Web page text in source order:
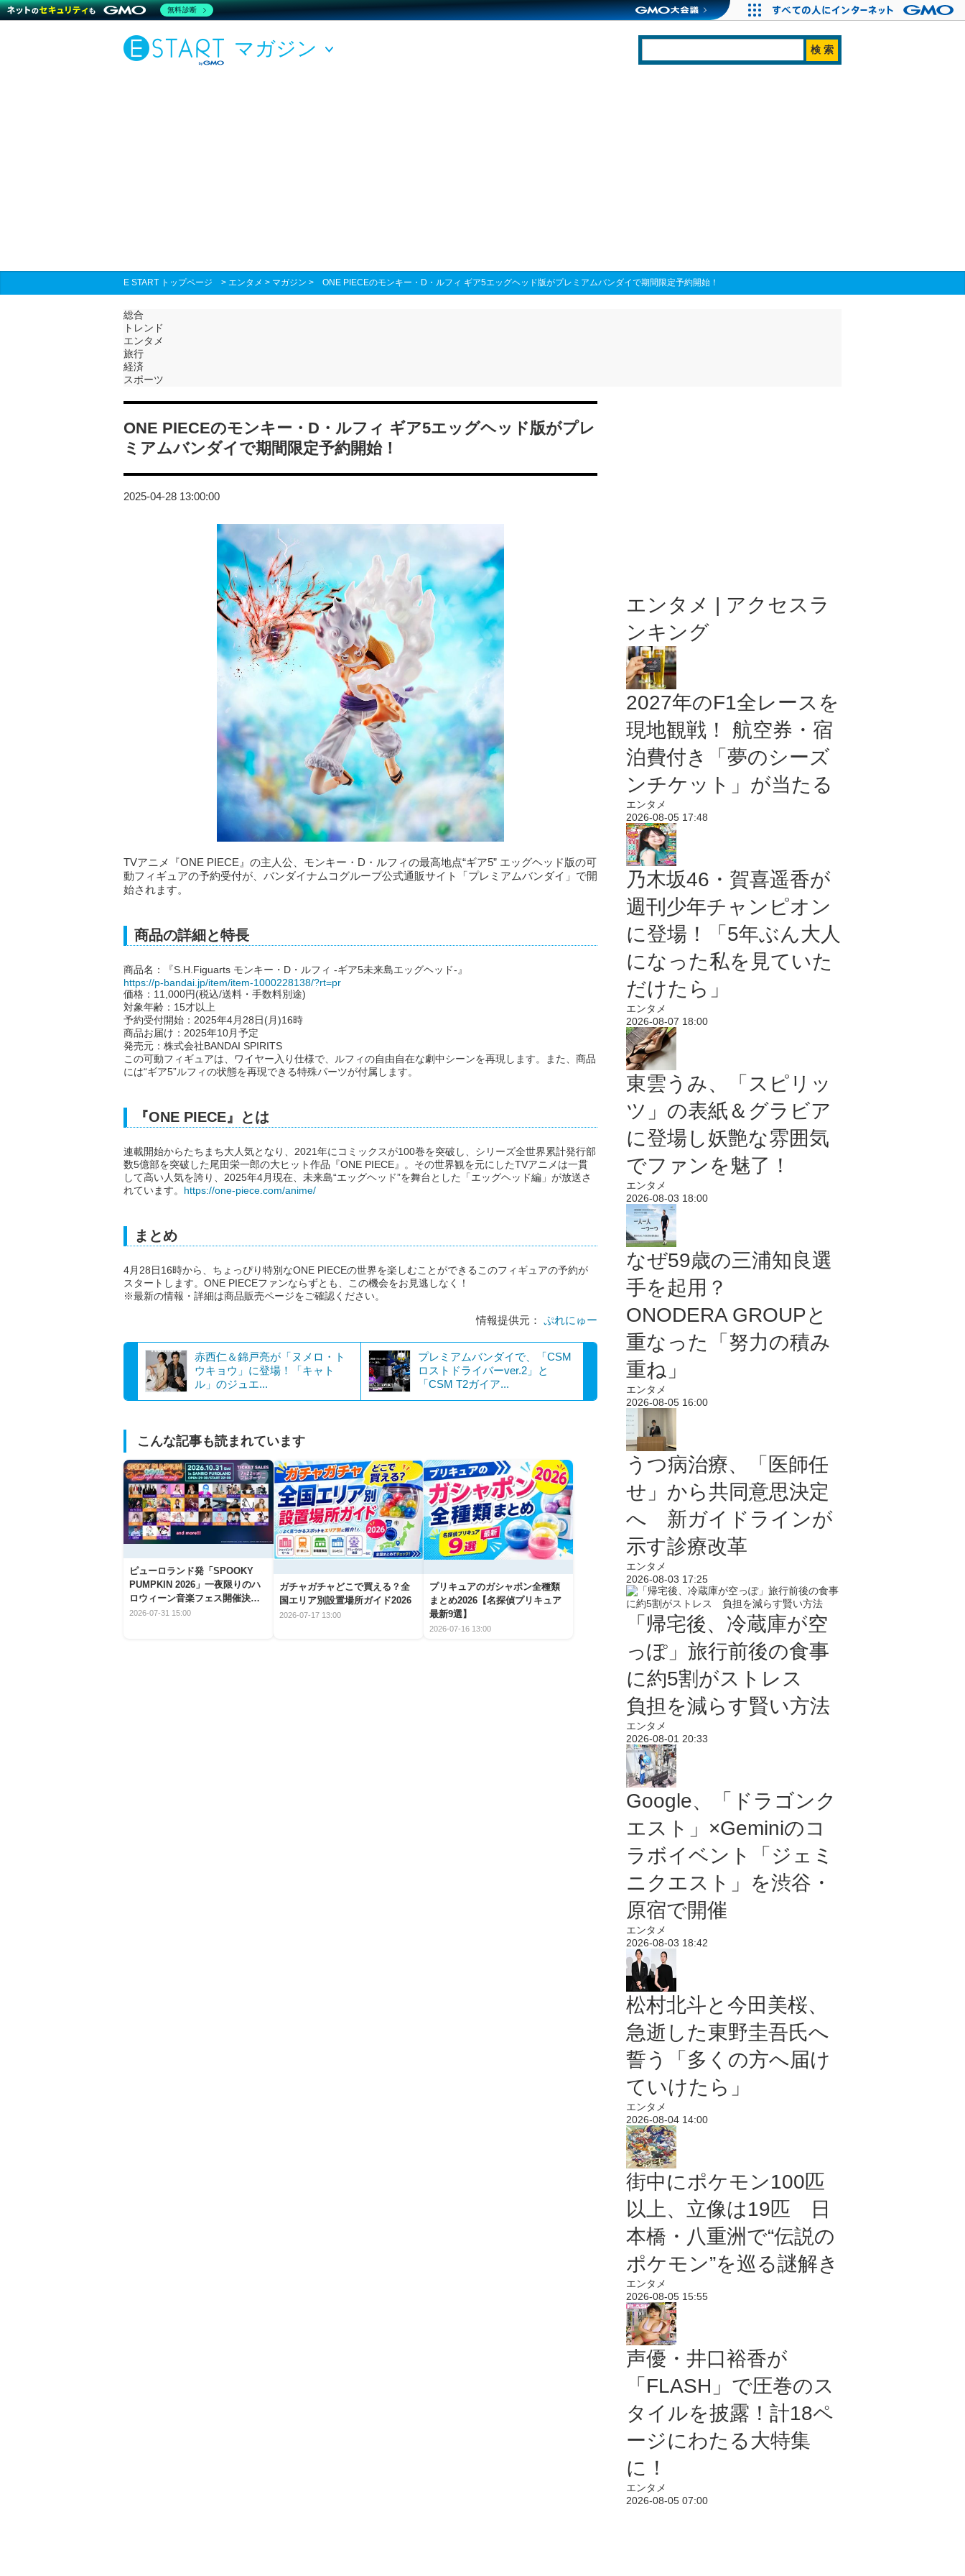
マガジン
E START トップページ > エンタメ > マガジン > ONE PIECEのモンキー・D・ルフィ ギア5エッグヘッド版がプレミアムバンダイで期間限定予約開始！
総合
トレンド
エンタメ
旅行
経済
スポーツ
ONE PIECEのモンキー・D・ルフィ ギア5エッグヘッド版がプレ
ミアムバンダイで期間限定予約開始！
2025-04-28 13:00:00
TVアニメ『ONE PIECE』の主人公、モンキー・D・ルフィの最高地点“ギア5” エッグヘッド版の可
動フィギュアの予約受付が、バンダイナムコグループ公式通販サイト「プレミアムバンダイ」で開
始されます。
商品の詳細と特長
商品名：『S.H.Figuarts モンキー・D・ルフィ -ギア5未来島エッグヘッド-』
https://p-bandai.jp/item/item-1000228138/?rt=pr
価格：11,000円(税込/送料・手数料別途)
対象年齢：15才以上
予約受付開始：2025年4月28日(月)16時
商品お届け：2025年10月予定
発売元：株式会社BANDAI SPIRITS
この可動フィギュアは、ワイヤー入り仕様で、ルフィの自由自在な劇中シーンを再現します。また、商品
には“ギア5”ルフィの状態を再現できる特殊パーツが付属します。
『ONE PIECE』とは
連載開始からたちまち大人気となり、2021年にコミックスが100巻を突破し、シリーズ全世界累計発行部
数5億部を突破した尾田栄一郎の大ヒット作品『ONE PIECE』。その世界観を元にしたTVアニメは一貫
して高い人気を誇り、2025年4月現在、未来島“エッグヘッド”を舞台とした「エッグヘッド編」が放送さ
れています。 https://one-piece.com/anime/
まとめ
4月28日16時から、ちょっぴり特別なONE PIECEの世界を楽しむことができるこのフィギュアの予約が
スタートします。ONE PIECEファンならずとも、この機会をお見逃しなく！
※最新の情報・詳細は商品販売ページをご確認ください。
情報提供元： ぷれにゅー
赤西仁＆錦戸亮が「ヌメロ・ト
ウキョウ」に登場！「キャト
ル」のジュエ...
プレミアムバンダイで、「CSM
ロストドライバーver.2」と
「CSM T2ガイア...
こんな記事も読まれています
ピューロランド発「SPOOKY
PUMPKIN 2026」一夜限りのハ
ロウィーン音楽フェス開催決
定！
2026-07-31 15:00
ガチャガチャどこで買える？全
国エリア別設置場所ガイド2026
2026-07-17 13:00
プリキュアのガシャポン全種類
まとめ2026【名探偵プリキュア
最新9選】
2026-07-16 13:00
エンタメ | アクセスラ
ンキング
2027年のF1全レースを
現地観戦！ 航空券・宿
泊費付き「夢のシーズ
ンチケット」が当たる
エンタメ
2026-08-05 17:48
乃木坂46・賀喜遥香が
週刊少年チャンピオン
に登場！「5年ぶん大人
になった私を見ていた
だけたら」
エンタメ
2026-08-07 18:00
東雲うみ、「スピリッ
ツ」の表紙＆グラビア
に登場し妖艶な雰囲気
でファンを魅了！
エンタメ
2026-08-03 18:00
なぜ59歳の三浦知良選
手を起用？
ONODERA GROUPと
重なった「努力の積み
重ね」
エンタメ
2026-08-05 16:00
うつ病治療、「医師任
せ」から共同意思決定
へ 新ガイドラインが
示す診療改革
エンタメ
2026-08-03 17:25
「帰宅後、冷蔵庫が空
っぽ」旅行前後の食事
に約5割がストレス
負担を減らす賢い方法
エンタメ
2026-08-01 20:33
Google、「ドラゴンク
エスト」×Geminiのコ
ラボイベント「ジェミ
ニクエスト」を渋谷・
原宿で開催
エンタメ
2026-08-03 18:42
松村北斗と今田美桜、
急逝した東野圭吾氏へ
誓う「多くの方へ届け
ていけたら」
エンタメ
2026-08-04 14:00
街中にポケモン100匹
以上、立像は19匹 日
本橋・八重洲で“伝説の
ポケモン”を巡る謎解き
エンタメ
2026-08-05 15:55
声優・井口裕香が
「FLASH」で圧巻のス
タイルを披露！計18ペ
ージにわたる大特集
に！
エンタメ
2026-08-05 07:00
無料診断